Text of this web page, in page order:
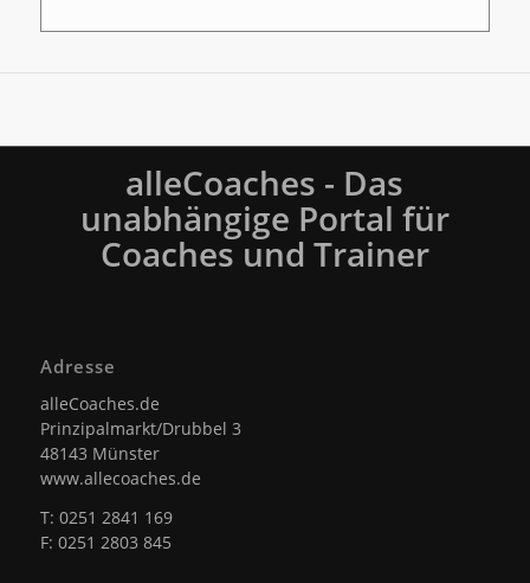
alleCoaches - Das
unabhängige Portal für
Coaches und Trainer
Adresse
alleCoaches.de
Prinzipalmarkt/Drubbel 3
48143 Münster
www.allecoaches.de
T: 0251 2841 169
F: 0251 2803 845